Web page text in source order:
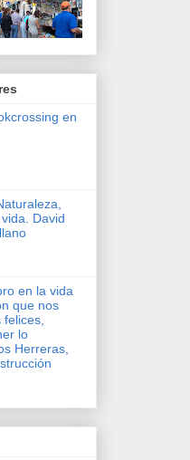
en
David
en la vida
que nos
lo
Herreras,